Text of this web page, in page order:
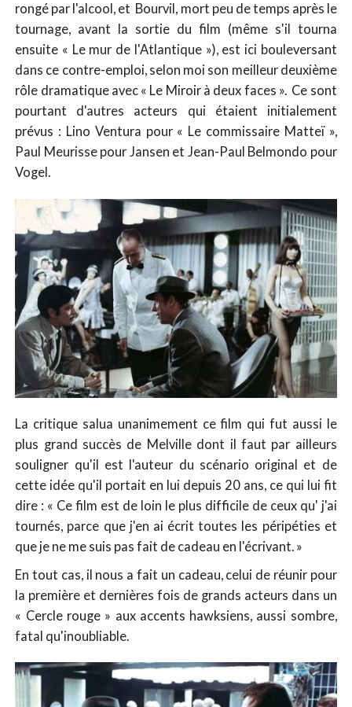
rongé par l'alcool, et Bourvil, mort peu de temps après le
tournage, avant la sortie du film (même s'il tourna
ensuite « Le mur de l'Atlantique »), est ici bouleversant
dans ce contre-emploi, selon moi son meilleur deuxième
rôle dramatique avec « Le Miroir à deux faces ». Ce sont
pourtant d'autres acteurs qui étaient initialement
prévus : Lino Ventura pour « Le commissaire Matteï »,
Paul Meurisse pour Jansen et Jean-Paul Belmondo pour
Vogel.
La critique salua unanimement ce film qui fut aussi le
plus grand succès de Melville dont il faut par ailleurs
souligner qu'il est l'auteur du scénario original et de
cette idée qu'il portait en lui depuis 20 ans, ce qui lui fit
dire : « Ce film est de loin le plus difficile de ceux qu' j'ai
tournés, parce que j'en ai écrit toutes les péripéties et
que je ne me suis pas fait de cadeau en l'écrivant. »
En tout cas, il nous a fait un cadeau, celui de réunir pour
la première et dernières fois de grands acteurs dans un
« Cercle rouge » aux accents hawksiens, aussi sombre,
fatal qu'inoubliable.